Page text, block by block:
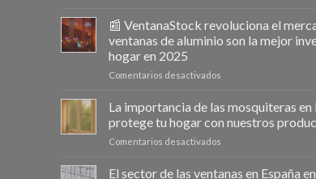
impulsa
cambio
la
en
📰 VentanaStock revoluciona el
ventanas de aluminio son la mejor
hogar en 2025
Comentarios desactivados
VentanaStock
revoluciona
el
qué
La importancia de las mosquiteras en
protege tu hogar con nuestros
Comentarios desactivados
importancia
El sector de las ventanas en España